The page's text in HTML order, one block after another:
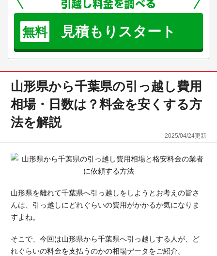
無料 見積もりスタート
山形県から千葉県の引っ越し費用
相場・日数は？料金を安くする方
法を解説
2025/04/24更新
山形県を離れて千葉県へ引っ越しをしようとお考えの皆さ
んは、引っ越しにどれぐらいの費用がかかるか気になりま
すよね。
そこで、今回は山形県から千葉県へ引っ越しする人が、ど
れぐらいの料金を支払うのかの相場データをご紹介。